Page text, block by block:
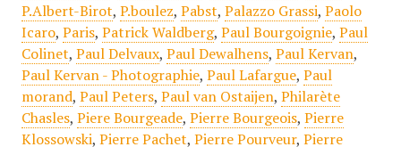
P.Albert-Birot, P.boulez, Pabst, Palazzo Grassi, Paolo
Icaro, Paris, Patrick Waldberg, Paul Bourgoignie, Paul
Colinet, Paul Delvaux, Paul Dewalhens, Paul Kervan,
Paul Kervan - Photographie, Paul Lafargue, Paul
morand, Paul Peters, Paul van Ostaijen, Philarète
Chasles, Piere Bourgeade, Pierre Bourgeois, Pierre
Klossowski, Pierre Pachet, Pierre Pourveur, Pierre